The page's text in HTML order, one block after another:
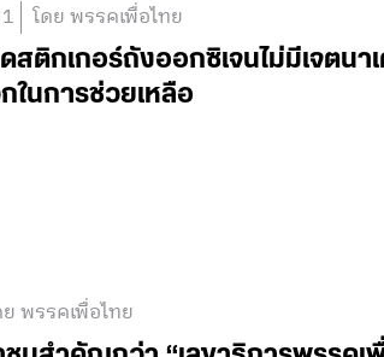
โดย พรรคเพื่อไทย
ติกเกอร์ถังออกซิเจนไม่มีเจตนา
ในการช่วยเหลือ
พรรคเพื่อไทย